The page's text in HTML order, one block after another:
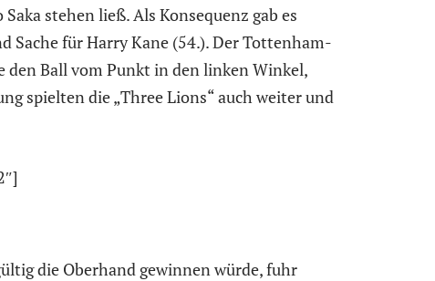
stehen ließ. Als Konsequenz gab es
Sache für Harry Kane (54.). Der Tottenham-
Ball vom Punkt in den linken Winkel,
spielten die „Three Lions“ auch weiter und
die Oberhand gewinnen würde, fuhr